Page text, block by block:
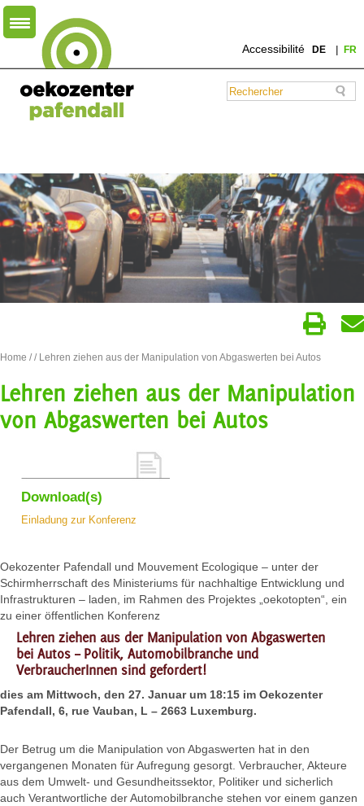
Accessibilité DE FR
Home // Lehren ziehen aus der Manipulation von Abgaswerten bei Autos
Lehren ziehen aus der Manipulation
von Abgaswerten bei Autos
Download(s)
Einladung zur Konferenz
Oekozenter Pafendall und Mouvement Ecologique – unter der
Schirmherrschaft des Ministeriums für nachhaltige Entwicklung und
Infrastrukturen – laden, im Rahmen des Projektes „oekotopten“, ein
zu einer öffentlichen Konferenz
Lehren ziehen aus der Manipulation von Abgaswerten
bei Autos – Politik, Automobilbranche und
VerbraucherInnen sind gefordert!
dies am Mittwoch, den 27. Januar um 18:15 im Oekozenter
Pafendall, 6, rue Vauban, L – 2663 Luxemburg.
Der Betrug um die Manipulation von Abgaswerten hat in den
vergangenen Monaten für Aufregung gesorgt. Verbraucher, Akteure
aus dem Umwelt- und Gesundheitssektor, Politiker und sicherlich
auch Verantwortliche der Automobilbranche stehen vor einem ganzen